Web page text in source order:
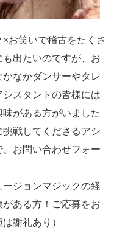
お笑いで稽古をたくさ
出たいのですが、お
なかダンサーやタレ
スタントの皆様には
がある方がいました
戦してくださるアシ
お問い合わせフォー
ジョンマジックの経
ある方！ご応募をお
謝礼あり）